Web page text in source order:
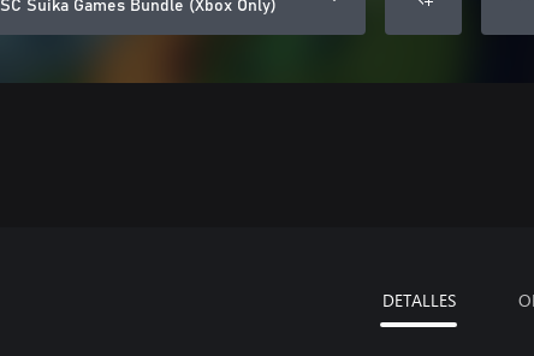
SC Suika Games Bundle (Xbox Only)
DETALLES